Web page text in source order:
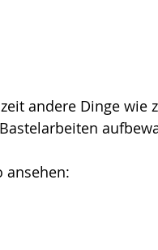
andere Dinge wie
ansehen: